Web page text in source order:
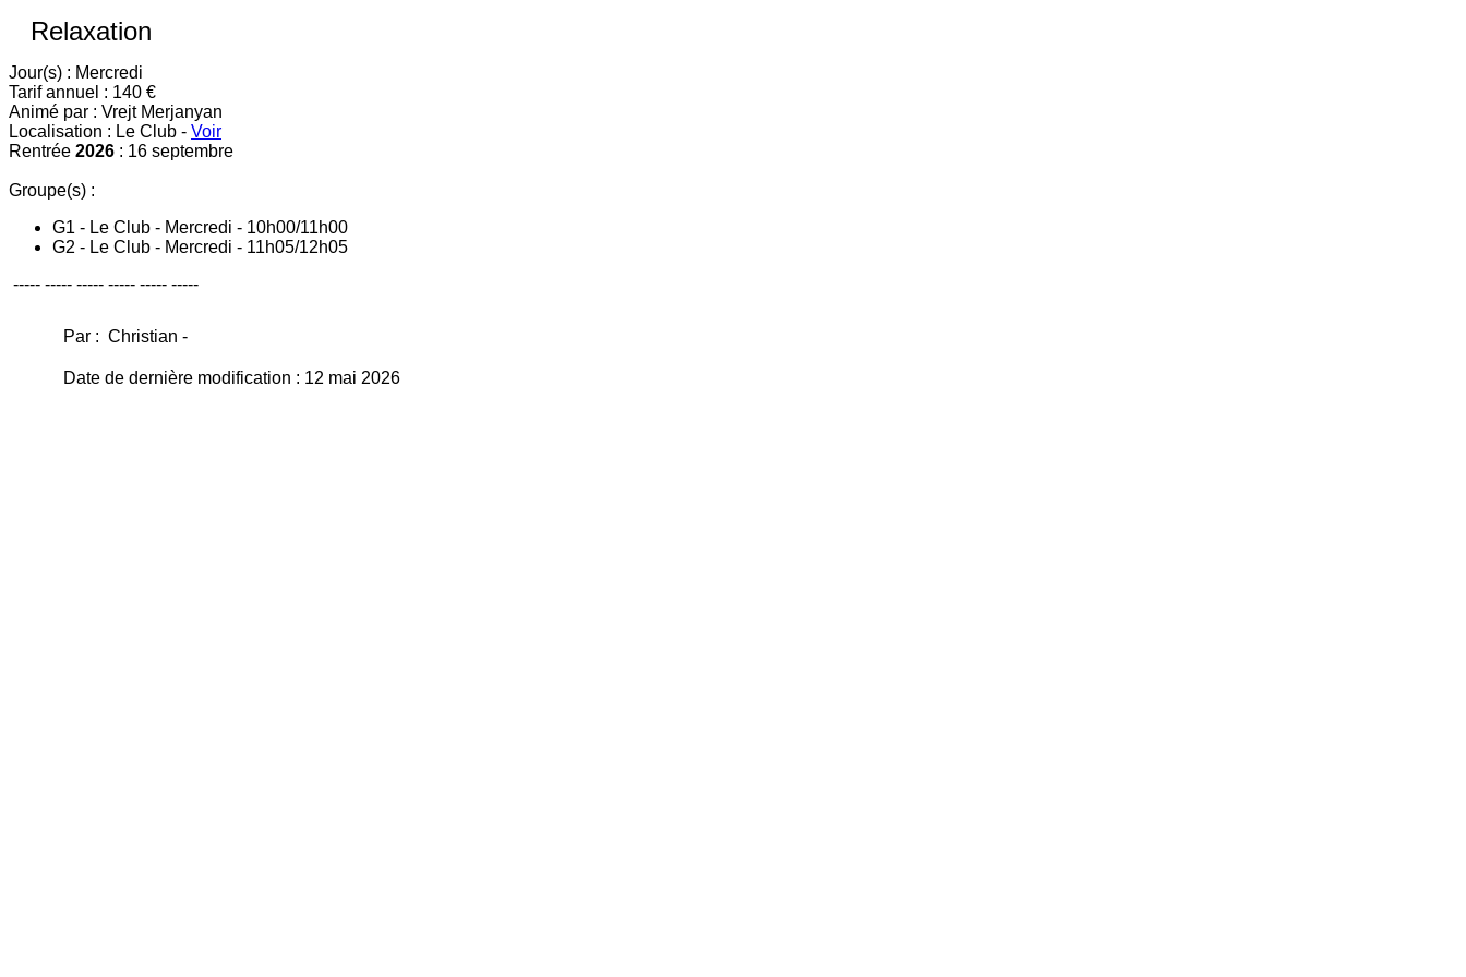
Relaxation
Jour(s) : Mercredi
Tarif annuel : 140 €
Animé par : Vrejt Merjanyan
Localisation : Le Club - Voir
Rentrée 2026 : 16 septembre
Groupe(s) :
G1 - Le Club - Mercredi - 10h00/11h00
G2 - Le Club - Mercredi - 11h05/12h05
----- ----- ----- ----- ----- -----
Par : Christian -
Date de dernière modification : 12 mai 2026